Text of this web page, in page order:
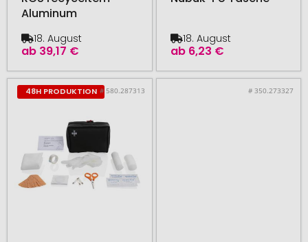
Aluminum
ab 39,17 €
18. August
ab 6,23 €
18. August
48H PRODUKTION # 580.287313 # 350.273327